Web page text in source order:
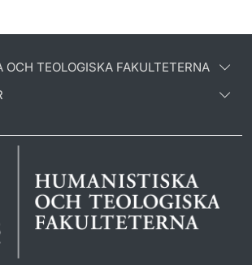
TEOLOGISKA FAKULTETERNA